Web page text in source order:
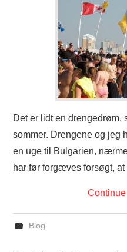
Det er lidt en drengedrøm,
sommer. Drengene og jeg
en uge til Bulgarien,
har før forgæves forsøgt,
Blog